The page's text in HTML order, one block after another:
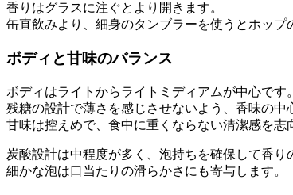
香りはグラスに注ぐとより開きます。
缶直飲みより、細身のタンブラーを使うとホップ
ボディと甘味のバランス
ボディはライトからライトミディアムが中心です。
残糖の設計で薄さを感じさせないよう、香味の中
甘味は控えめで、食中に重くならない清潔感を志
炭酸設計は中程度が多く、泡持ちを確保して香り
細かな泡は口当たりの滑らかさにも寄与します。